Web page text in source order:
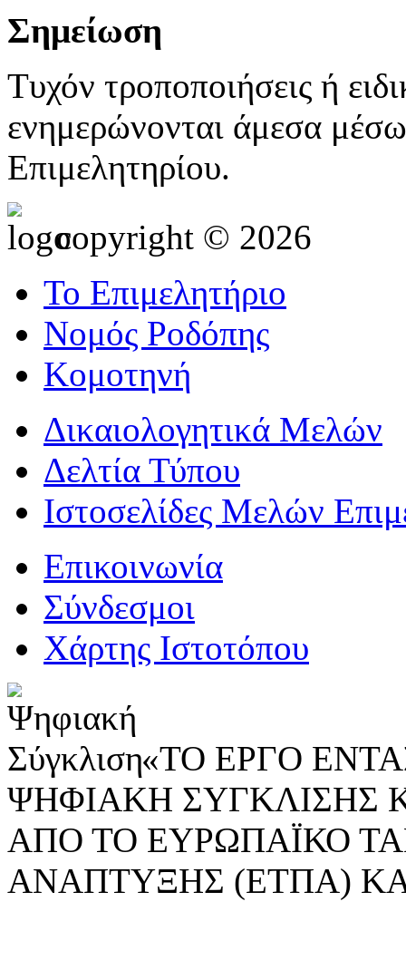
Σημείωση
Τυχόν τροποποιήσεις ή
ενημερώνονται άμεσα
Επιμελητηρίου.
copyright © 2026
Το Επιμελητήριο
Νομός Ροδόπης
Κομοτηνή
Δικαιολογητικά Μελών
Δελτία Τύπου
Ιστοσελίδες Μελών
Επικοινωνία
Σύνδεσμοι
Χάρτης Ιστοτόπου
«ΤΟ ΕΡΓΟ
ΨΗΦΙΑΚΗ ΣΥΓΚΛΙΣΗΣ
ΑΠΟ ΤΟ ΕΥΡΩΠΑΪΚΟ
ΑΝΑΠΤΥΞΗΣ (ΕΤΠΑ)